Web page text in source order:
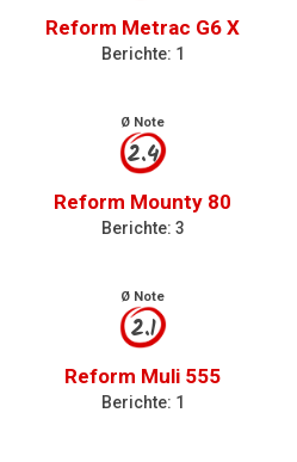
Reform Metrac G6 X
Berichte: 1
Ø Note
2.4
Reform Mounty 80
Berichte: 3
Ø Note
2.1
Reform Muli 555
Berichte: 1